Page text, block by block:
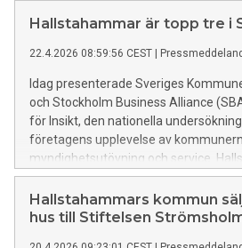
Hallstahammar är topp tre i
22.4.2026 08:59:56 CEST
Idag presenterade Sveriges
och Stockholm Business Alliance
för Insikt, den nationella
företagens upplevelse av
myndighetsutövning och service.
oerhört bra resultat och placerar sig
SBA-kommunerna, med högst NKI-
SBA-kommuner. Även inom delen
Hallstahammars kommun
hus till Stiftelsen